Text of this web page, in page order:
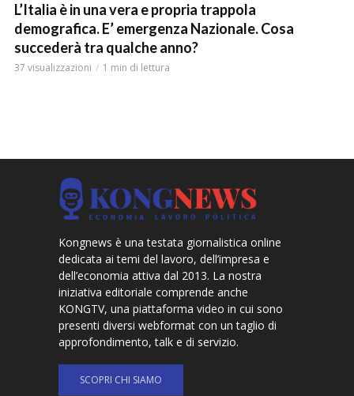
L’Italia è in una vera e propria trappola
demografica. E’ emergenza Nazionale. Cosa
succederà tra qualche anno?
37 visualizzazioni 1 min di lettura
Kongnews è una testata giornalistica online
dedicata ai temi del lavoro, dell’impresa e
dell’economia attiva dal 2013. La nostra
iniziativa editoriale comprende anche
KONGTV, una piattaforma video in cui sono
presenti diversi webformat con un taglio di
approfondimento, talk e di servizio.
SCOPRI CHI SIAMO